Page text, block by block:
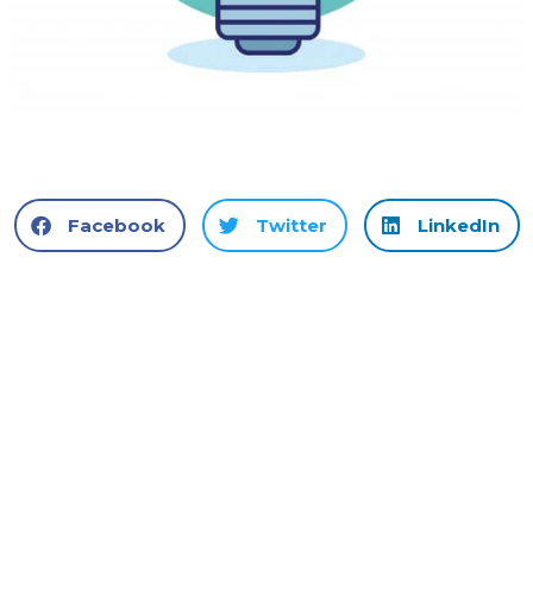
Facebook Twitter LinkedIn